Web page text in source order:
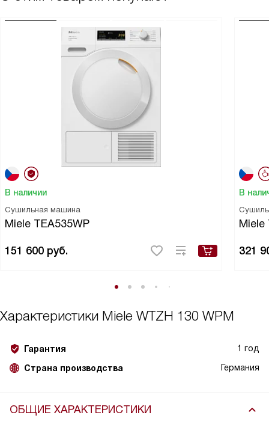
В наличии
Сушильная машина
Miele TEA535WP
151 600 руб.
В
Miele
321
Характеристики Miele WTZH 130 WPM
Гарантия 1 год
Страна производства Германия
ОБЩИЕ ХАРАКТЕРИСТИКИ